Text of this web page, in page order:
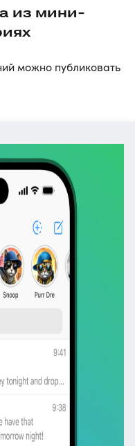
из мини-
можно публиковать